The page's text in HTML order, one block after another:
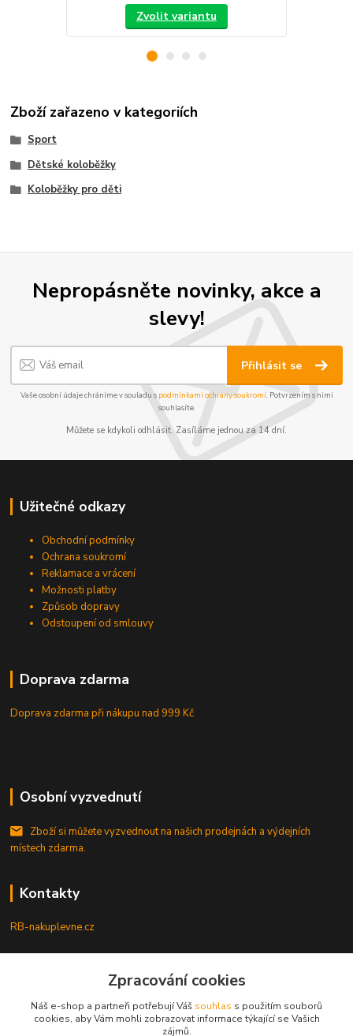
Zvolit variantu
Zboží zařazeno v kategoriích
Sport
Dětské koloběžky
Koloběžky pro děti
Nepropásněte novinky, akce a
slevy!
Přihlásit se
Vaše osobní údaje chráníme v souladu s podmínkami ochrany soukromí. Potvrzením s nimi
souhlasíte.
Můžete se kdykoli odhlásit. Zasíláme jednou za 14 dní.
Užitečné odkazy
Obchodní podmínky
Ochrana soukromí
Reklamace a vrácení
Možnosti platby
Způsob dopravy
Odstoupení od smlouvy
Doprava zdarma
Doprava zdarma při nákupunad 999 Kč
Osobní vyzvednutí
Zboží si můžete vyzvednout na našich prodejnách a výdejních
místech zdarma.
Kontakty
RB-nakuplevne.cz
+420 222722421
info@rb-nakuplevne.cz
Zpracování cookies
Náš e-shop a partneři potřebují Váš souhlas s použitím souborů
cookies, aby Vám mohli zobrazovat informace týkající se Vašich
zájmů.